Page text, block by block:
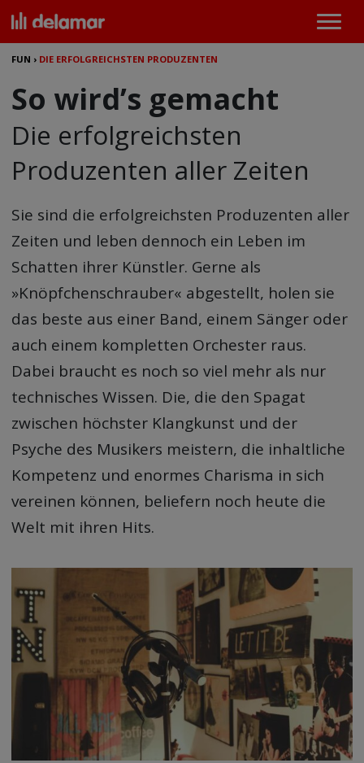
FUN › DIE ERFOLGREICHSTEN PRODUZENTEN
So wird’s gemacht
Die erfolgreichsten
Produzenten aller Zeiten
Sie sind die erfolgreichsten Produzenten aller
Zeiten und leben dennoch ein Leben im
Schatten ihrer Künstler. Gerne als
»Knöpfchenschrauber« abgestellt, holen sie
das beste aus einer Band, einem Sänger oder
auch einem kompletten Orchester raus.
Dabei braucht es noch so viel mehr als nur
technisches Wissen. Die, die den Spagat
zwischen höchster Klangkunst und der
Psyche des Musikers meistern, die inhaltliche
Kompetenz und enormes Charisma in sich
vereinen können, beliefern noch heute die
Welt mit ihren Hits.